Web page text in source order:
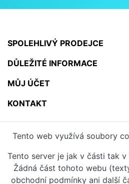
SPOLEHLIVÝ PRODEJCE
DŮLEŽITÉ INFORMACE
MŮJ ÚČET
KONTAKT
Tento web využívá soubory
Tento server je jak v části tak
Žádná část tohoto webu
obchodní podmínky ani další